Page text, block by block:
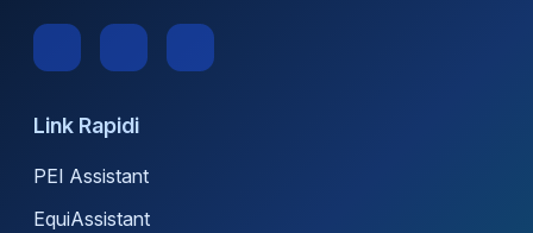
Link Rapidi
PEI Assistant
EquiAssistant